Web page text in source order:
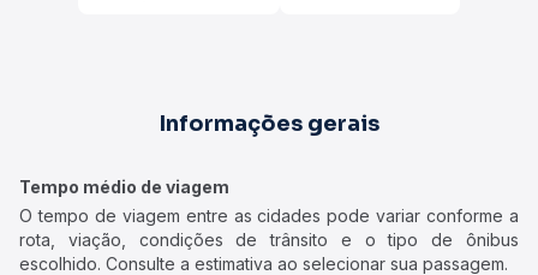
Informações gerais
Tempo médio de viagem
O tempo de viagem entre as cidades pode variar conforme a
rota, viação, condições de trânsito e o tipo de ônibus
escolhido. Consulte a estimativa ao selecionar sua passagem.